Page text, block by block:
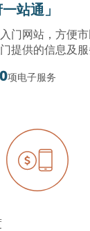
站通」
门网站，方便
提供的信息及
项电子服务